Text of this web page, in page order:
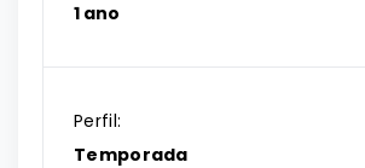
1 ano
Perfil:
Temporada